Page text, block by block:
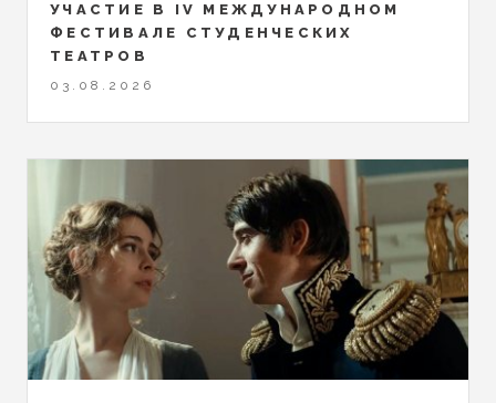
УЧАСТИЕ В IV МЕЖДУНАРОДНОМ
ФЕСТИВАЛЕ СТУДЕНЧЕСКИХ
ТЕАТРОВ
03.08.2026